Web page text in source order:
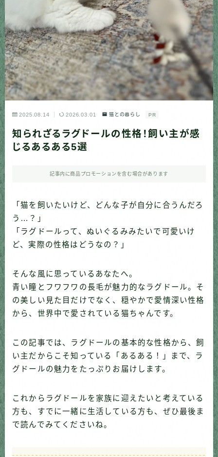
2025.08.14 2026.03.01 猫との暮らし PR
知られざるラグドールの性格！飼い主が感
じるあるある5選
記事内に商品プロモーションを含む場合があります
「猫を飼いたいけど、どんな子が自分に合うんだろ
う…？」
「ラグドールって、ぬいぐるみみたいで可愛いけ
ど、実際の性格はどうなの？」
そんな風に思っているあなたへ。
青い瞳とフワフワの長毛が魅力的なラグドール。そ
の美しい見た目だけでなく、穏やかで愛情深い性格
から、世界中で愛されている猫ちゃんです。
この記事では、ラグドールの基本的な性格から、飼
い主だからこそ知っている「あるある！」まで、ラ
グドールの魅力をたっぷりお届けします。
これからラグドールを家族に迎えたいと考えている
方も、すでに一緒に生活している方も、ぜひ最後ま
で読んでみてくださいね。